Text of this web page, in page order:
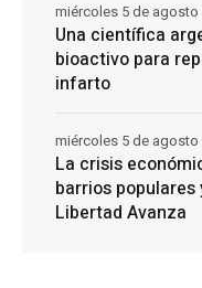
Una científica
bioactivo para
infarto
miércoles 5 de agosto
La crisis
barrios populares
Libertad Avanza
miércoles 5 de agosto